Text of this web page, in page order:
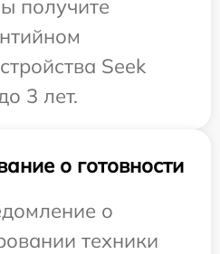
получите
Seek
3 лет.
о готовности
о
техники